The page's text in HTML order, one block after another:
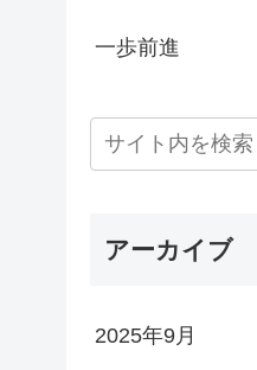
一歩前進
アーカイブ
2025年9月